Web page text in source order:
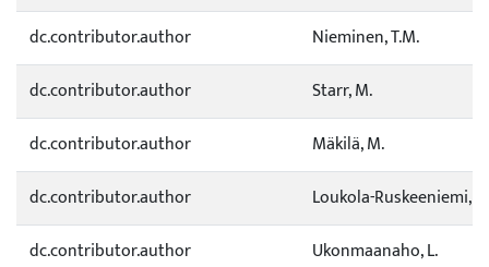
dc.contributor.author
Nieminen, T.M.
dc.contributor.author
Starr, M.
dc.contributor.author
Mäkilä, M.
dc.contributor.author
Loukola-Ruskeeniemi, K.
dc.contributor.author
Ukonmaanaho, L.